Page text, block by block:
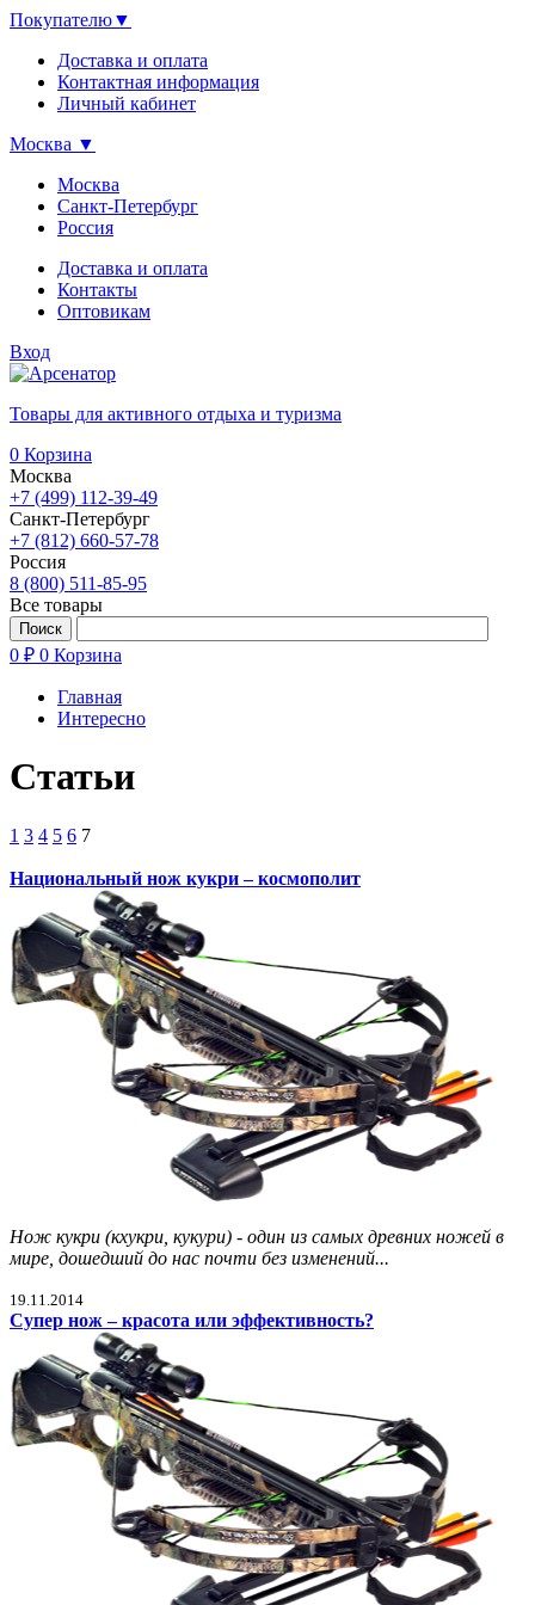
Покупателю▼
Доставка и оплата
Контактная информация
Личный кабинет
Москва ▼
Москва
Санкт-Петербург
Россия
Доставка и оплата
Контакты
Оптовикам
Вход
Товары для активного отдыха и туризма
0 Корзина
Москва
+7 (499) 112-39-49
Санкт-Петербург
+7 (812) 660-57-78
Россия
8 (800) 511-85-95
Все товары
0 ₽ 0 Корзина
Главная
Интересно
Статьи
1 3 4 5 6 7
Национальный нож кукри – космополит
Нож кукри (кхукри, кукури) - один из самых древних ножей в
мире, дошедший до нас почти без изменений...
19.11.2014
Супер нож – красота или эффективность?